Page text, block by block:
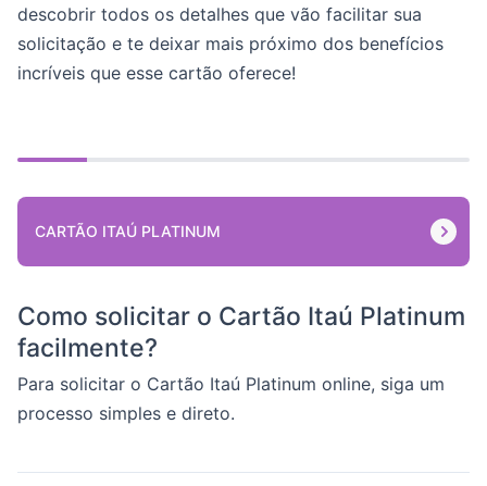
descobrir todos os detalhes que vão facilitar sua
solicitação e te deixar mais próximo dos benefícios
incríveis que esse cartão oferece!
CARTÃO ITAÚ PLATINUM
Como solicitar o Cartão Itaú Platinum
facilmente?
Para solicitar o Cartão Itaú Platinum online, siga um
processo simples e direto.